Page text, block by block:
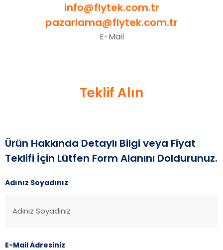
info@flytek.com.tr
pazarlama@flytek.com.tr
E-Mail
Teklif Alın
Ürün Hakkında Detaylı Bilgi veya Fiyat
Teklifi İçin Lütfen Form Alanını Doldurunuz.
Adınız Soyadınız
E-Mail Adresiniz